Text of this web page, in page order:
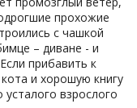
прохожие
с чашкой
– диване - и
прибавить к
и хорошую книгу
взрослого